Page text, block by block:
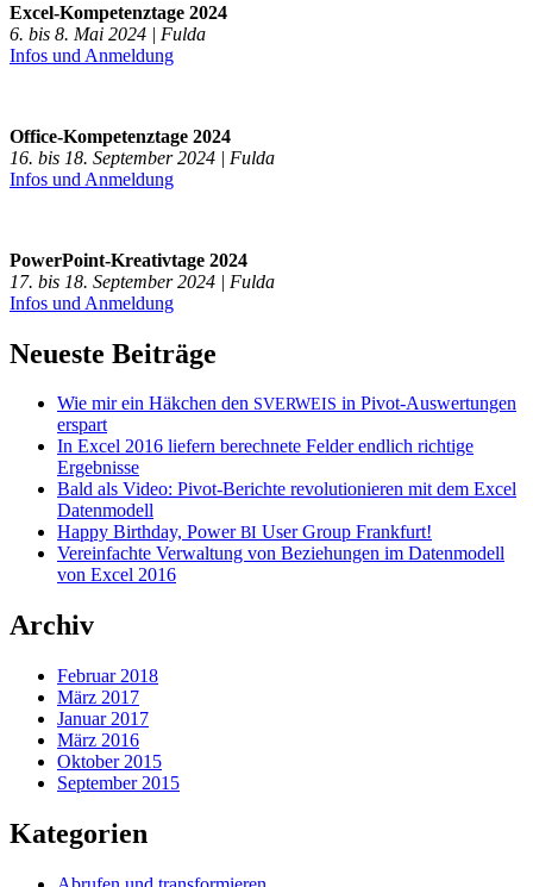
Excel-Kompetenztage 2024
6. bis 8. Mai 2024 | Fulda
Infos und Anmeldung
Office-Kompetenztage 2024
16. bis 18. September 2024 | Fulda
Infos und Anmeldung
PowerPoint-Kreativtage 2024
17. bis 18. September 2024 | Fulda
Infos und Anmeldung
Neueste Beiträge
Wie mir ein Häkchen den SVERWEIS in Pivot-Auswertungen
erspart
In Excel 2016 liefern berechnete Felder endlich richtige
Ergebnisse
Bald als Video: Pivot-Berichte revolutionieren mit dem Excel
Datenmodell
Happy Birthday, PowerBI User Group Frankfurt!
Vereinfachte Verwaltung von Beziehungen im Datenmodell
von Excel 2016
Archiv
Februar 2018
März 2017
Januar 2017
März 2016
Oktober 2015
September 2015
Kategorien